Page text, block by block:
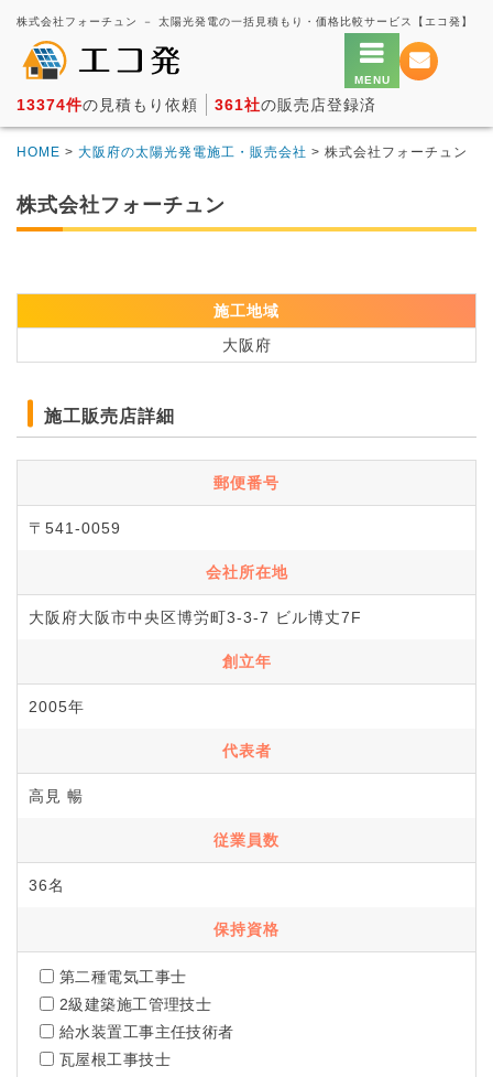
株式会社フォーチュン － 太陽光発電の一括見積もり・価格比較サービス【エコ発】
13374件の見積もり依頼 361社の販売店登録済
HOME > 大阪府の太陽光発電施工・販売会社 > 株式会社フォーチュン
株式会社フォーチュン
施工地域
大阪府
施工販売店詳細
郵便番号
〒541-0059
会社所在地
大阪府大阪市中央区博労町3-3-7 ビル博丈7F
創立年
2005年
代表者
高見 暢
従業員数
36名
保持資格
第二種電気工事士
2級建築施工管理技士
給水装置工事主任技術者
瓦屋根工事技士